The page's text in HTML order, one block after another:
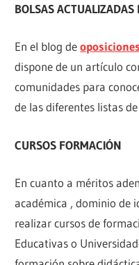
BOLSAS ACTUALIZADAS
En el blog de
dispone de un artículo
comunidades para
de las diferentes listas
CURSOS FORMACIÓN
En cuanto a méritos
académica , dominio de
realizar cursos de
Educativas o